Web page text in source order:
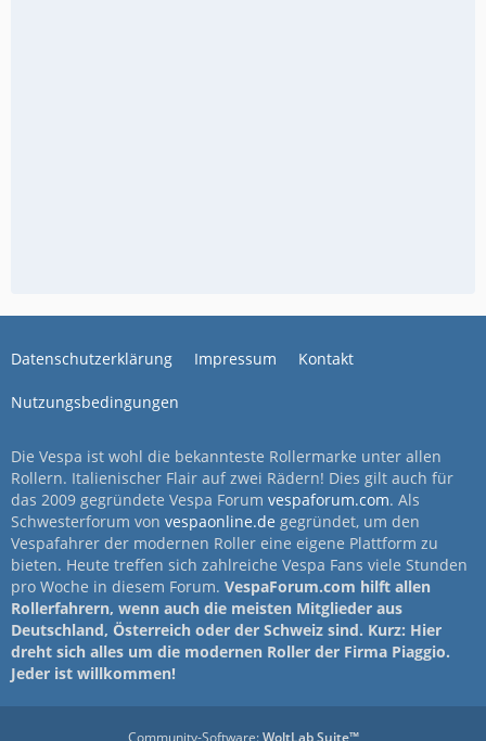
Datenschutzerklärung Impressum Kontakt
Nutzungsbedingungen
Die Vespa ist wohl die bekannteste Rollermarke unter allen
Rollern. Italienischer Flair auf zwei Rädern! Dies gilt auch für
das 2009 gegründete Vespa Forum vespaforum.com. Als
Schwesterforum von vespaonline.de gegründet, um den
Vespafahrer der modernen Roller eine eigene Plattform zu
bieten. Heute treffen sich zahlreiche Vespa Fans viele Stunden
pro Woche in diesem Forum. VespaForum.com hilft allen
Rollerfahrern, wenn auch die meisten Mitglieder aus
Deutschland, Österreich oder der Schweiz sind. Kurz: Hier
dreht sich alles um die modernen Roller der Firma Piaggio.
Jeder ist willkommen!
Community-Software:WoltLab Suite™